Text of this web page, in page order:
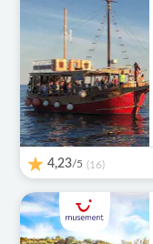
4,23/5 (16)